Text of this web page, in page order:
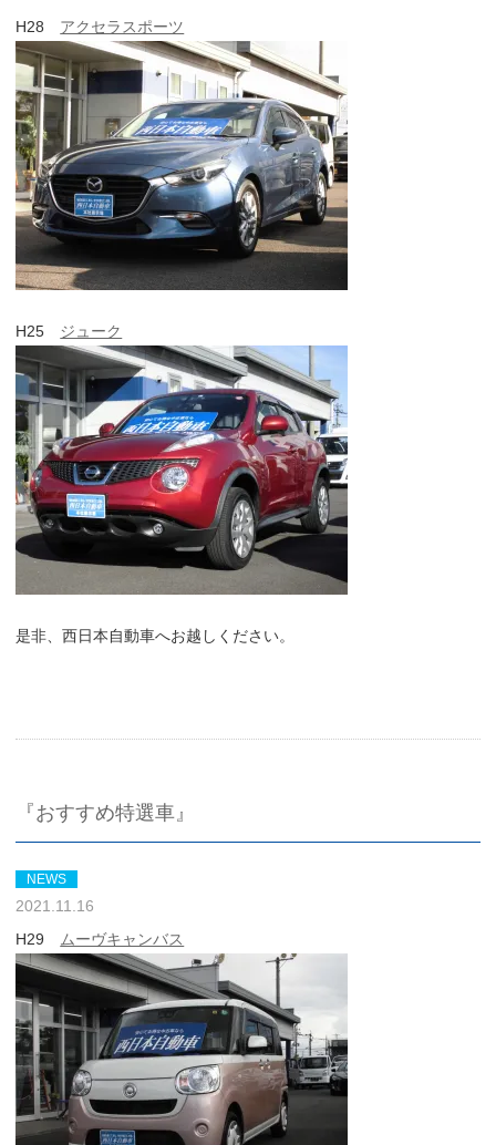
H28 アクセラスポーツ
H25 ジューク
是非、西日本自動車へお越しください。
『おすすめ特選車』
NEWS
2021.11.16
H29
ムーヴキャンバス